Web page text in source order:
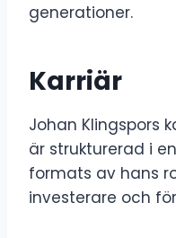
generationer.
Karriär
Johan Klingspors
är strukturerad i
formats av hans
investerare och